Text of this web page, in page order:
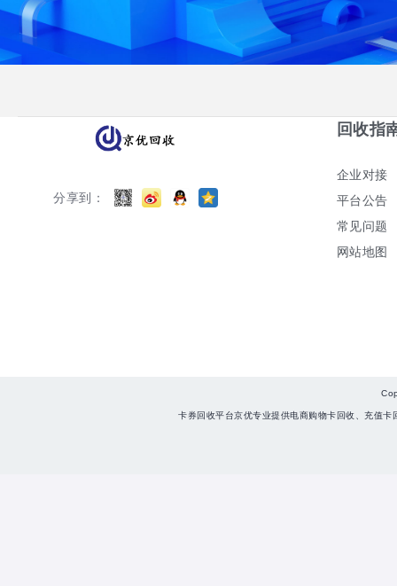
分享到：
回收指
企业对接
平台公告
常见问题
网站地图
卡券回收平台京优专业提供电商购物卡回收、充值